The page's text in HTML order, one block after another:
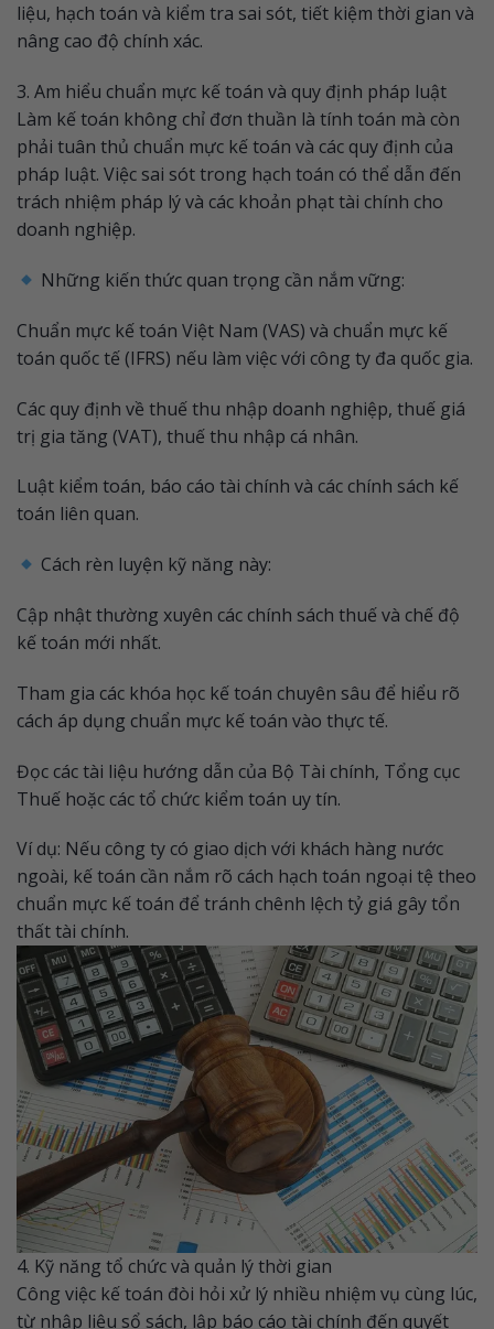
liệu, hạch toán và kiểm tra sai sót, tiết kiệm thời gian và
nâng cao độ chính xác.
3. Am hiểu chuẩn mực kế toán và quy định pháp luật
Làm kế toán không chỉ đơn thuần là tính toán mà còn
phải tuân thủ chuẩn mực kế toán và các quy định của
pháp luật. Việc sai sót trong hạch toán có thể dẫn đến
trách nhiệm pháp lý và các khoản phạt tài chính cho
doanh nghiệp.
Những kiến thức quan trọng cần nắm vững:
Chuẩn mực kế toán Việt Nam (VAS) và chuẩn mực kế
toán quốc tế (IFRS) nếu làm việc với công ty đa quốc gia.
Các quy định về thuế thu nhập doanh nghiệp, thuế giá
trị gia tăng (VAT), thuế thu nhập cá nhân.
Luật kiểm toán, báo cáo tài chính và các chính sách kế
toán liên quan.
Cách rèn luyện kỹ năng này:
Cập nhật thường xuyên các chính sách thuế và chế độ
kế toán mới nhất.
Tham gia các khóa học kế toán chuyên sâu để hiểu rõ
cách áp dụng chuẩn mực kế toán vào thực tế.
Đọc các tài liệu hướng dẫn của Bộ Tài chính, Tổng cục
Thuế hoặc các tổ chức kiểm toán uy tín.
Ví dụ: Nếu công ty có giao dịch với khách hàng nước
ngoài, kế toán cần nắm rõ cách hạch toán ngoại tệ theo
chuẩn mực kế toán để tránh chênh lệch tỷ giá gây tổn
thất tài chính.
4. Kỹ năng tổ chức và quản lý thời gian
Công việc kế toán đòi hỏi xử lý nhiều nhiệm vụ cùng lúc,
từ nhập liệu sổ sách, lập báo cáo tài chính đến quyết